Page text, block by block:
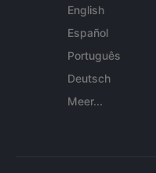
English
Español
Português
Deutsch
Meer...